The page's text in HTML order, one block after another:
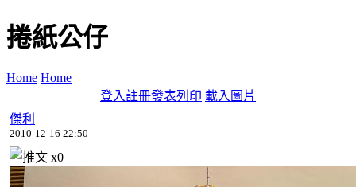
捲紙公仔
Home Home
登入註冊發表列印 載入圖片
傑利
2010-12-16 22:50
x0